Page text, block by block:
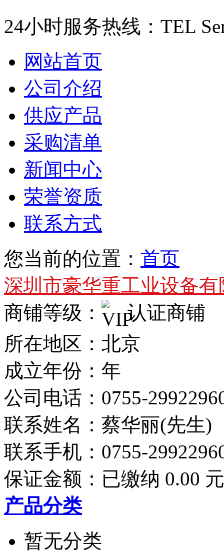
24小时服务热线： TEL
网站首页
公司介绍
供应产品
采购清单
新闻中心
荣誉资质
联系方式
您当前的位置： 首页
深圳市豪华重工业设备有
商铺等级：
认证商铺
所在地区：北京
成立年份：年
公司电话： 0755-
联系姓名：蔡华丽(先生)
联系手机： 0755-
保证金额： 已缴纳 0.00 元
产品分类
暂无分类